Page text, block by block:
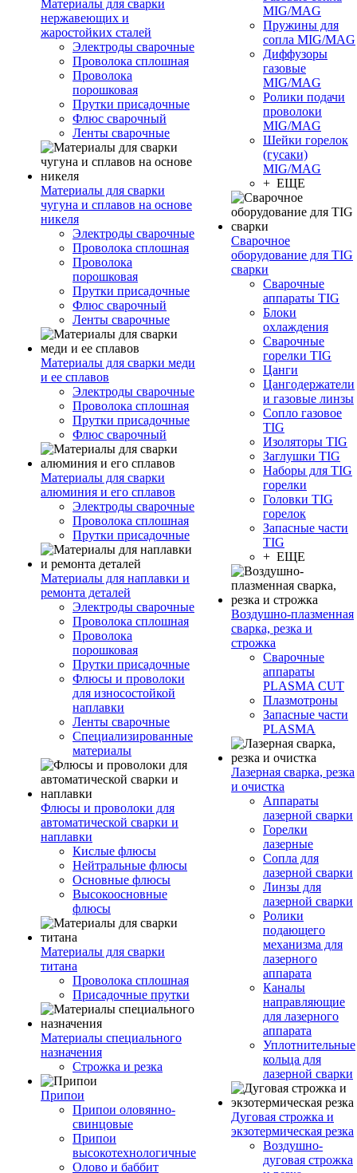
Материалы для сварки
нержавеющих и
жаростойких сталей
Электроды сварочные
Проволока сплошная
Проволока
порошковая
Прутки присадочные
Флюс сварочный
Ленты сварочные
Материалы для сварки
чугуна и сплавов на основе
никеля
Электроды сварочные
Проволока сплошная
Проволока
порошковая
Прутки присадочные
Флюс сварочный
Ленты сварочные
Материалы для сварки меди
и ее сплавов
Электроды сварочные
Проволока сплошная
Прутки присадочные
Флюс сварочный
Материалы для сварки
алюминия и его сплавов
Электроды сварочные
Проволока сплошная
Прутки присадочные
Материалы для наплавки и
ремонта деталей
Электроды сварочные
Проволока сплошная
Проволока
порошковая
Прутки присадочные
Флюсы и проволоки
для износостойкой
наплавки
Ленты сварочные
Специализированные
материалы
Флюсы и проволоки для
автоматической сварки и
наплавки
Кислые флюсы
Нейтральные флюсы
Основные флюсы
Высокоосновные
флюсы
Материалы для сварки
титана
Проволока сплошная
Присадочные прутки
Материалы специального
назначения
Строжка и резка
Припои
Припои оловянно-
свинцовые
Припои
высокотехнологичные
Олово и баббит
MIG/MAG
Пружины для
сопла MIG/MAG
Диффузоры
газовые
MIG/MAG
Ролики подачи
проволоки
MIG/MAG
Шейки горелок
(гусаки)
MIG/MAG
+ ЕЩЕ
Сварочное
оборудование для TIG
сварки
Сварочные
аппараты TIG
Блоки
охлаждения
Сварочные
горелки TIG
Цанги
Цангодержатели
и газовые линзы
Сопло газовое
TIG
Изоляторы TIG
Заглушки TIG
Наборы для TIG
горелки
Головки TIG
горелок
Запасные части
TIG
+ ЕЩЕ
Воздушно-плазменная
сварка, резка и
строжка
Сварочные
аппараты
PLASMA CUT
Плазмотроны
Запасные части
PLASMA
Лазерная сварка, резка
и очистка
Аппараты
лазерной сварки
Горелки
лазерные
Сопла для
лазерной сварки
Линзы для
лазерной сварки
Ролики
подающего
механизма для
лазерного
аппарата
Каналы
направляющие
для лазерного
аппарата
Уплотнительные
кольца для
лазерной сварки
Дуговая строжка и
экзотермическая резка
Воздушно-
дуговая строжка